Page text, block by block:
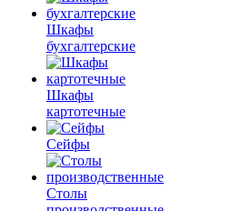
Шкафы
бухгалтерские
Шкафы
картотечные
Сейфы
Столы